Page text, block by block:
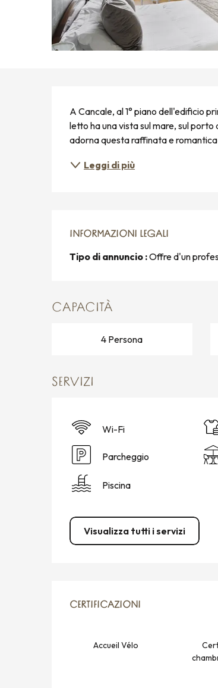
A Cancale, al 1° piano dell'edificio
letto ha una vista sul mare, sul
adorna questa raffinata e
Leggi di più
INFORMAZIONI LEGALI
INFORMAZIONI LEGALI
Tipo di annuncio :Offre d'un
CAPACITÀ
4 Persona
SERVIZI
Wi-Fi
Parcheggio
Piscina
Visualizza tutti i servizi
OFFERTE DI
CERTIFICAZIONI
CERTIFICAZIONI
Accueil Vélo